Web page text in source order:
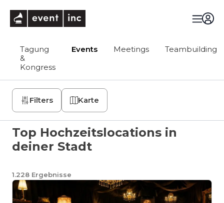
Tagung
&
Kongress
Events Meetings Teambuilding
Filters Karte
Top Hochzeitslocations in
deiner Stadt
1.228 Ergebnisse